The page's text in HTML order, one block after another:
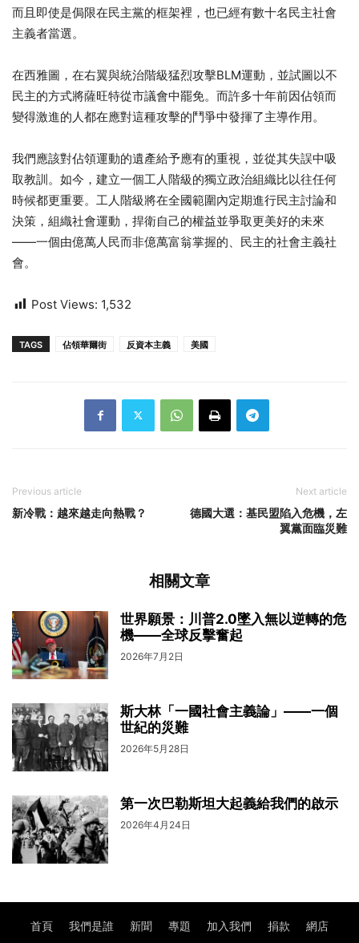
而且即使是侷限在民主黨的框架裡，也已經有數十名民主社會
主義者當選。
在西雅圖，在右翼與統治階級猛烈攻擊BLM運動，並試圖以不
民主的方式將薩旺特​​​​​​​從市議會中罷免。而許多十年前因佔領而
變得激進的人都在應對這種攻擊的鬥爭中發揮了主導作用。
我們應該對佔領運動的遺產給予應有的重視，並從其失誤中吸
取教訓。如今，建立一個工人階級的獨立政治組織比以往任何
時候都更重要。工人階級將在全國範圍內定期進行民主討論和
決策，組織社會運動，捍衛自己的權益並爭取更美好的未來
——一個由億萬人民而非億萬富翁掌握的、民主的社會主義社
會。
Post Views: 1,532
TAGS 佔領華爾街 反資本主義 美國
Previous article
新冷戰：越來越走向熱戰？
Next article
德國大選：基民盟陷入危機，左
翼黨面臨災難
相關文章
世界願景：川普2.0墜入無以逆轉的危
機——全球反擊奮起
2026年7月2日
斯大林「一國社會主義論」——一個
世紀的災難
2026年5月28日
第一次巴勒斯坦大起義給我們的啟示
2026年4月24日
首頁 我們是誰 新聞 專題 加入我們 捐款 網店